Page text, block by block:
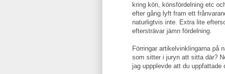
kring kön, könsfördelning etc
efter gång lyft fram ett
naturligtvis inte. Extra lite
eftersträvar jämn fördelning.
Förringar artikelvinklingarna på
som sitter i juryn att sitta där?
jag uppplevde att du uppfattade